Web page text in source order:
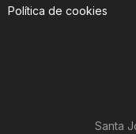
g
Política de cookies
Santa